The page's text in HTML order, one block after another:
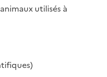
utilisés à